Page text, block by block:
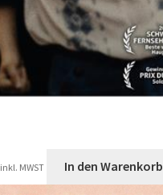
inkl. MWST In den Warenkorb